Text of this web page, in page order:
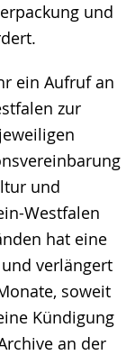
und
ein Aufruf an
zur
und
Westfalen
hat eine
verlängert
soweit
Kündigung
an der